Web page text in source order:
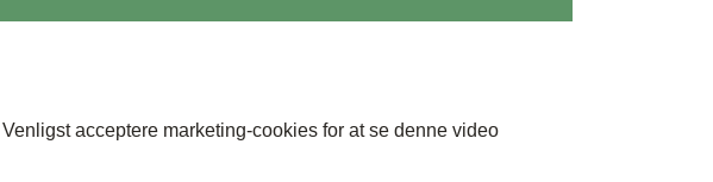
Venligstacceptere marketing-cookies for at se denne video